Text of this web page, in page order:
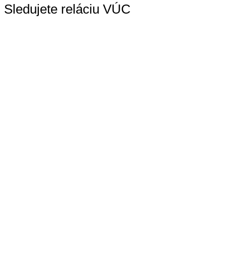
Sledujete reláciu VÚC